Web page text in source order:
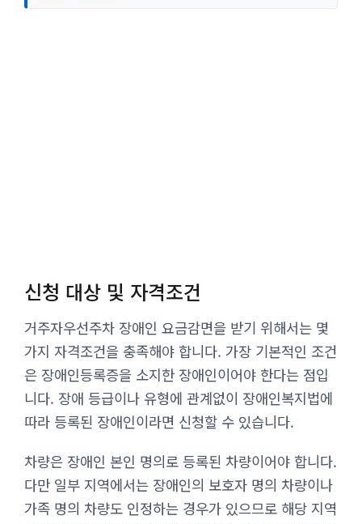
신청 대상 및 자격조건
거주자우선주차 장애인 요금감면을 받기 위해서는 몇
가지 자격조건을 충족해야 합니다. 가장 기본적인 조건
은 장애인등록증을 소지한 장애인이어야 한다는 점입
니다. 장애 등급이나 유형에 관계없이 장애인복지법에
따라 등록된 장애인이라면 신청할 수 있습니다.
차량은 장애인 본인 명의로 등록된 차량이어야 합니다.
다만 일부 지역에서는 장애인의 보호자 명의 차량이나
가족 명의 차량도 인정하는 경우가 있으므로 해당 지역